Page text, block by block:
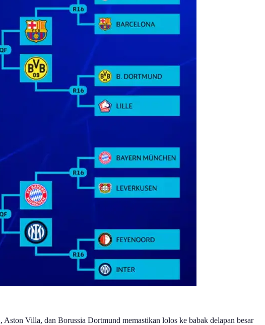
Villa, dan Borussia Dortmund memastikan lolos ke babak delapan besar